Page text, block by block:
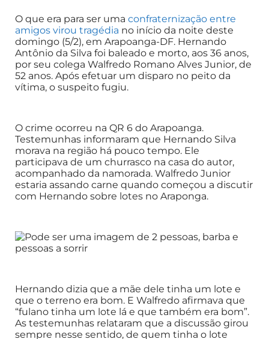
O que era para ser uma confraternização entre
amigos virou tragédia no início da noite deste
domingo (5/2), em Arapoanga-DF. Hernando
Antônio da Silva foi baleado e morto, aos 36 anos,
por seu colega Walfredo Romano Alves Junior, de
52 anos. Após efetuar um disparo no peito da
vítima, o suspeito fugiu.
O crime ocorreu na QR 6 do Arapoanga.
Testemunhas informaram que Hernando Silva
morava na região há pouco tempo. Ele
participava de um churrasco na casa do autor,
acompanhado da namorada. Walfredo Junior
estaria assando carne quando começou a discutir
com Hernando sobre lotes no Araponga.
Hernando dizia que a mãe dele tinha um lote e
que o terreno era bom. E Walfredo afirmava que
“fulano tinha um lote lá e que também era bom”.
As testemunhas relataram que a discussão girou
sempre nesse sentido, de quem tinha o lote